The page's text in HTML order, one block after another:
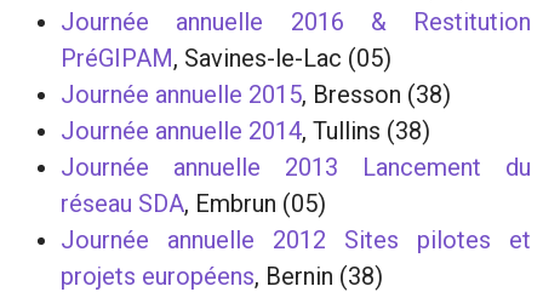
Journée annuelle 2016 & Restitution
PréGIPAM, Savines-le-Lac (05)
Journée annuelle 2015, Bresson (38)
Journée annuelle 2014, Tullins (38)
Journée annuelle 2013 Lancement du
réseau SDA, Embrun (05)
Journée annuelle 2012 Sites pilotes et
projets européens, Bernin (38)